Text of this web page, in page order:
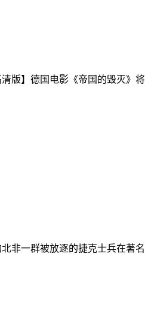
清版】德国电影《帝国的毁灭
非一群被放逐的捷克士兵在著